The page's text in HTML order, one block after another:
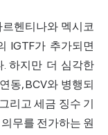
헨티나와 멕시코
IGTF가 추가되면
하지만 더 심각한
동, BCV와 병행되
리고 세금 징수 기
무를 전가하는 원